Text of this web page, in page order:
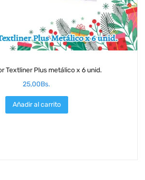
Textliner Plus metálico x 6 unid.
25,00Bs.
Añadir al carrito